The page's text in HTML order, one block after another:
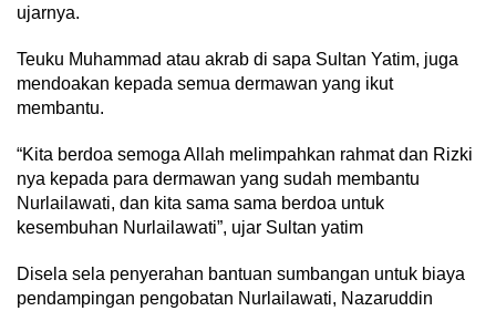
ujarnya.
Teuku Muhammad atau akrab di sapa Sultan Yatim, juga
mendoakan kepada semua dermawan yang ikut
membantu.
“Kita berdoa semoga Allah melimpahkan rahmat dan Rizki
nya kepada para dermawan yang sudah membantu
Nurlailawati, dan kita sama sama berdoa untuk
kesembuhan Nurlailawati”, ujar Sultan yatim
Disela sela penyerahan bantuan sumbangan untuk biaya
pendampingan pengobatan Nurlailawati, Nazaruddin